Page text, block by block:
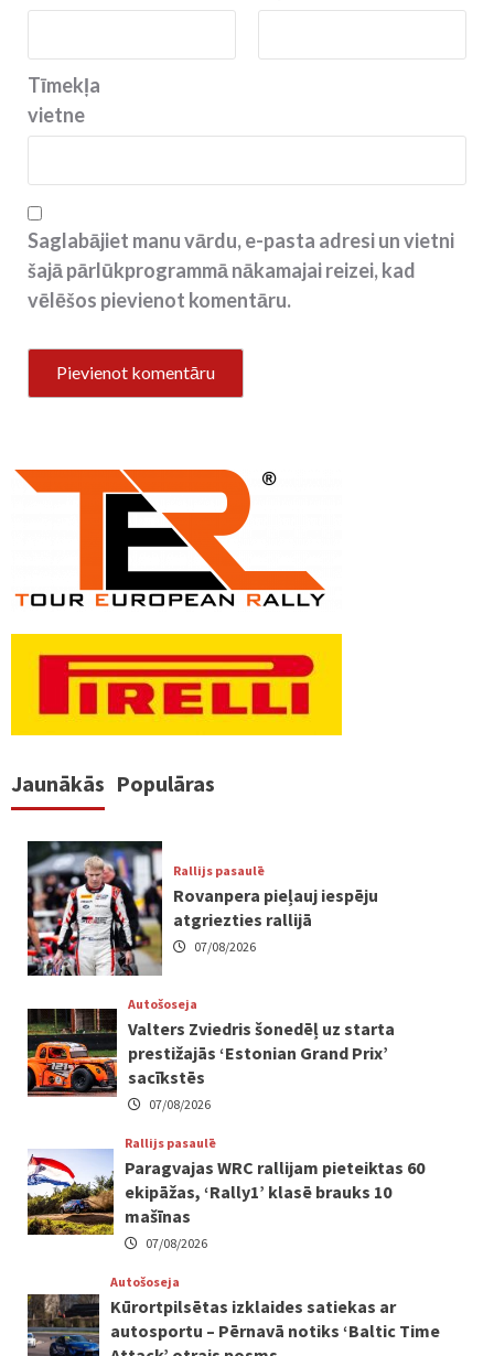
Tīmekļa
vietne
Saglabājiet manu vārdu, e-pasta adresi un vietni
šajā pārlūkprogrammā nākamajai reizei, kad
vēlēšos pievienot komentāru.
Jaunākās Populāras
Rallijs pasaulē
Rovanpera pieļauj iespēju
atgriezties rallijā
07/08/2026
Autošoseja
Valters Zviedris šonedēļ uz starta
prestižajās ‘Estonian Grand Prix’
sacīkstēs
07/08/2026
Rallijs pasaulē
Paragvajas WRC rallijam pieteiktas 60
ekipāžas, ‘Rally1’ klasē brauks 10
mašīnas
07/08/2026
Autošoseja
Kūrortpilsētas izklaides satiekas ar
autosportu – Pērnavā notiks ‘Baltic Time